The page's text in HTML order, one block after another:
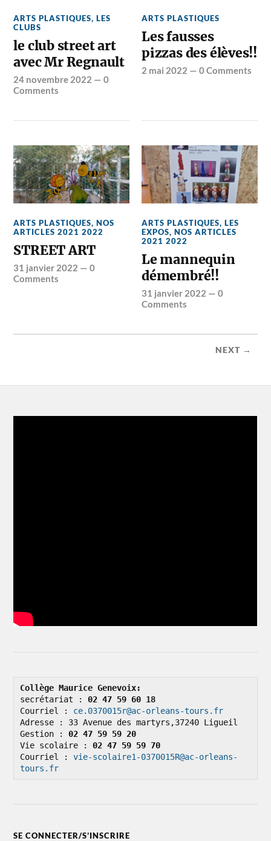
ARTS PLASTIQUES,LES
CLUBS
le club street art
avec Mr Regnault
24 novembre 2022 —0
Comments
ARTS PLASTIQUES
Les fausses
pizzas des élèves!!
2 mai 2022 —0 Comments
ARTS PLASTIQUES,NOS
ARTICLES 2021 2022
STREET ART
31 janvier 2022 —0
Comments
ARTS PLASTIQUES,LES
EXPOS,NOS ARTICLES
2021 2022
Le mannequin
démembré!!
31 janvier 2022 —0
Comments
NEXT →
Collège Maurice Genevoix:
secrétariat : 02 47 59 60 18
Courriel : ce.0370015r@ac-orleans-tours.fr
Adresse : 33 Avenue des martyrs,37240 Ligueil
Gestion : 02 47 59 59 20
Vie scolaire : 02 47 59 59 70
Courriel : vie-scolaire1-0370015R@ac-orleans-
tours.fr
SE CONNECTER/S’INSCRIRE